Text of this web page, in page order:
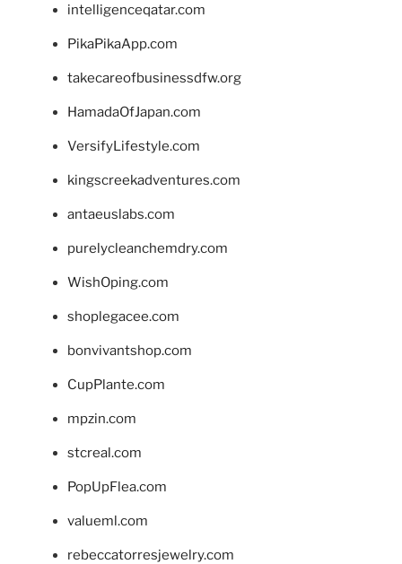
intelligenceqatar.com
PikaPikaApp.com
takecareofbusinessdfw.org
HamadaOfJapan.com
VersifyLifestyle.com
kingscreekadventures.com
antaeuslabs.com
purelycleanchemdry.com
WishOping.com
shoplegacee.com
bonvivantshop.com
CupPlante.com
mpzin.com
stcreal.com
PopUpFlea.com
valueml.com
rebeccatorresjewelry.com